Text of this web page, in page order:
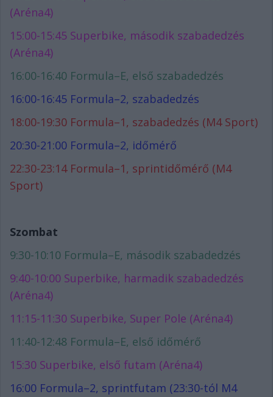
(Aréna4)
15:00-15:45 Superbike, második szabadedzés
(Aréna4)
16:00-16:40 Formula–E, első szabadedzés
16:00-16:45 Formula–2, szabadedzés
18:00-19:30 Formula–1, szabadedzés (M4 Sport)
20:30-21:00 Formula–2, időmérő
22:30-23:14 Formula–1, sprintidőmérő (M4
Sport)
Szombat
9:30-10:10 Formula–E, második szabadedzés
9:40-10:00 Superbike, harmadik szabadedzés
(Aréna4)
11:15-11:30 Superbike, Super Pole (Aréna4)
11:40-12:48 Formula–E, első időmérő
15:30 Superbike, első futam (Aréna4)
16:00 Formula–2, sprintfutam (23:30-tól M4